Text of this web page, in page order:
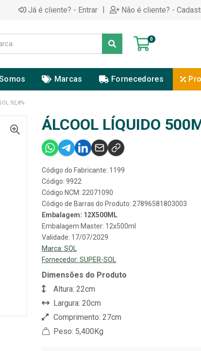
Já é cliente? - Entrar | Não é cliente? -
0
Marcas Fornecedores
92,8%
ÁLCOOL LÍQUIDO
Código do Fabricante: 1199
Código: 9922
Código NCM: 22071090
Código de Barras do Produto: 27896581803003
Embalagem: 12X500ML
Embalagem Master: 12x500ml
Validade: 17/07/2029
Marca: SOL
Fornecedor: SUPER-SOL
Dimensões do Produto
Altura: 22cm
Largura: 20cm
Comprimento: 27cm
Peso: 5,400Kg